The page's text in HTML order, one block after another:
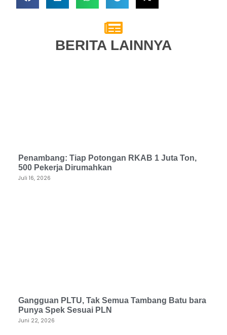
BERITA LAINNYA
Penambang: Tiap Potongan RKAB 1 Juta Ton,
500 Pekerja Dirumahkan
Juli 16, 2026
Gangguan PLTU, Tak Semua Tambang Batu bara
Punya Spek Sesuai PLN
Juni 22, 2026